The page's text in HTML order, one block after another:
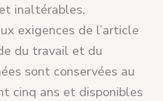
inaltérables,
exigences de l’article
du travail et du
sont conservées au
cinq ans et disponibles